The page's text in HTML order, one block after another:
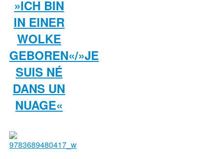
»ICH BIN
IN EINER
WOLKE
GEBOREN«/»JE
SUIS NÉ
DANS UN
NUAGE«